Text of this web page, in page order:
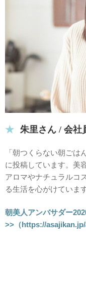
朱里さん / 会社
「朝つくらない朝ごは
に投稿しています。美
アロマやナチュラルコ
る生活を心がけています
朝美人アンバサダー
>>（https://